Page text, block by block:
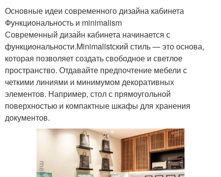
Основные идеи современного дизайна кабинета
Функциональность и minimalism
Современный дизайн кабинета начинается с
функциональности.Minimalistский стиль — это основа,
которая позволяет создать свободное и светлое
пространство. Отдавайте предпочтение мебели с
четкими линиями и минимумом декоративных
элементов. Например, стол с прямоугольной
поверхностью и компактные шкафы для хранения
документов.